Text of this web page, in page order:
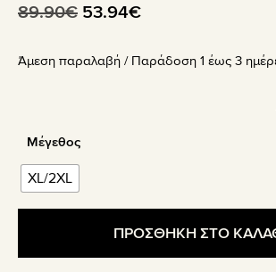
89.90€ Original
was:
53.94€Η
τιμή
Άμεση παραλαβή / Παράδoση 1 έως 3
Μέγεθος
XL/2XL
ΠΡΟΣΘΗΚΗ ΣΤΟ